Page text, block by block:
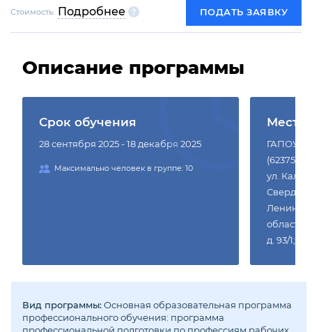
Стоимость: Подробнее ПОДАТЬ ЗАЯВКУ
Описание программы
Срок обучения
28 сентября 2025 - 18 декабря 2025
Максимально человек в группе: 10
Место
ГАПОУ
(623750
ул.
Ленина,
область,
д. 93/1; )
Вид программы:Основная образовательная программа
профессионального обучения: программа